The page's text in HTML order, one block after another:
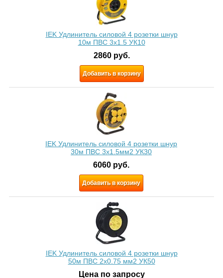
IEK Удлинитель силовой 4 розетки шнур
10м ПВС 3x1.5 УК10
2860 руб.
Добавить в корзину
IEK Удлинитель силовой 4 розетки шнур
30м ПВС 3х1.5мм2 УК30
6060 руб.
Добавить в корзину
IEK Удлинитель силовой 4 розетки шнур
50м ПВС 2х0.75 мм2 УК50
Цена по запросу